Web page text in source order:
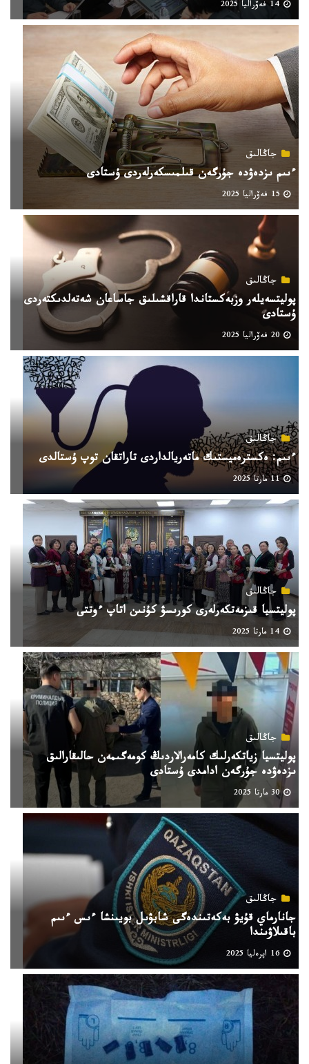
جاڭالىق
ءىىم ىزدەۋدە جۇرگەن قىلمىسكەرلەردى ۇستادى
جاڭالىق
پوليتسەيلەر وزبەكستاندا قاراقشىلىق جاساعان شەتەلدىكتەردى
ۇستادى
جاڭالىق
ءىىم: ەكسترەميستىك ماتەريالداردى تاراتقان توپ ۇستالدى
11 مارتا 2025
جاڭالىق
پوليتسيا قىزمەتكەرلەرى كورىسۋ كۇنىن اتاپ ءوتتى
جاڭالىق
پوليتسيا زياتكەرلىك كامەرالاردىڭ كومەگىمەن حالىقارالىق
ىزدەۋدە جۇرگەن ادامدى ۇستادى
30 مارتا 2025
جاڭالىق
جانارماي قۇيۋ بەكەتىندەگى شابۋىل بويىنشا ءىس ءىىم
باقىلاۋىندا